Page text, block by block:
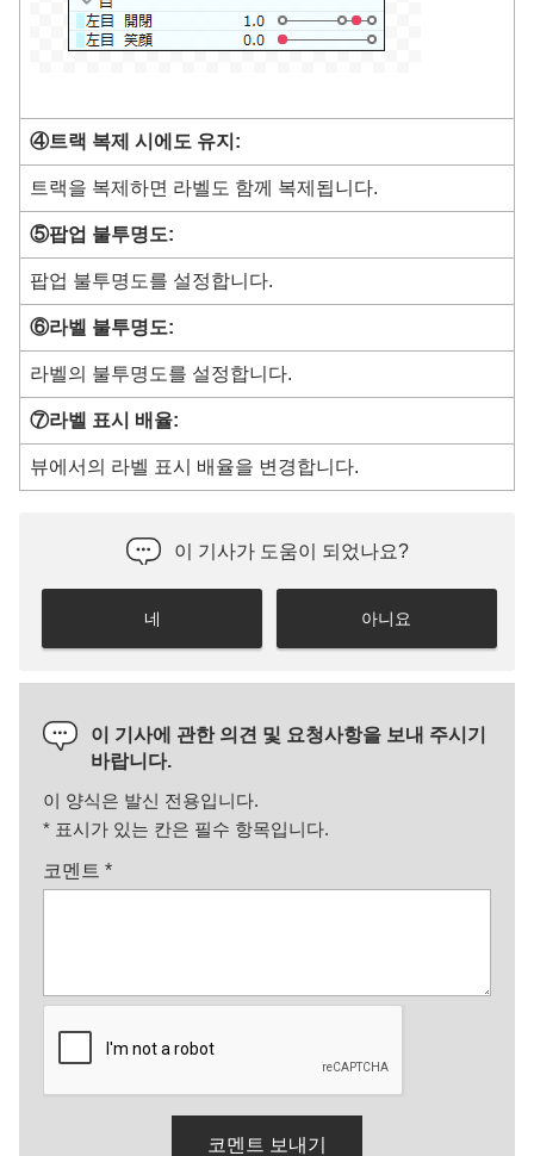
④트랙 복제 시에도 유지:
트랙을 복제하면 라벨도 함께 복제됩니다.
⑤팝업 불투명도:
팝업 불투명도를 설정합니다.
⑥라벨 불투명도:
라벨의 불투명도를 설정합니다.
⑦라벨 표시 배율:
뷰에서의 라벨 표시 배율을 변경합니다.
이 기사가 도움이 되었나요?
네 아니요
이 기사에 관한 의견 및 요청사항을 보내 주시기
바랍니다.
이 양식은 발신 전용입니다.
* 표시가 있는 칸은 필수 항목입니다.
코멘트 *